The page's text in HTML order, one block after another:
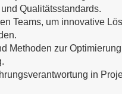
Qualitätsstandards.
Teams, um innovative
Methoden zur
in